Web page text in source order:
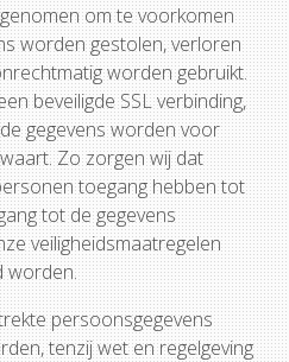
om te voorkomen
worden gestolen, verloren
worden gebruikt.
beveiligde SSL verbinding,
gegevens worden voor
Zo zorgen wij dat
toegang hebben tot
tot de gegevens
veiligheidsmaatregelen
worden.
persoonsgegevens
tenzij wet en regelgeving